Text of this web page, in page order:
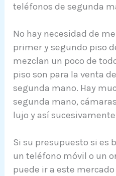
teléfonos de segunda
No hay necesidad de
primer y segundo piso
mezclan un poco de
piso son para la venta
segunda mano. Hay
segunda mano,
lujo y así
Si su presupuesto si es
un teléfono móvil o un
puede ir a este